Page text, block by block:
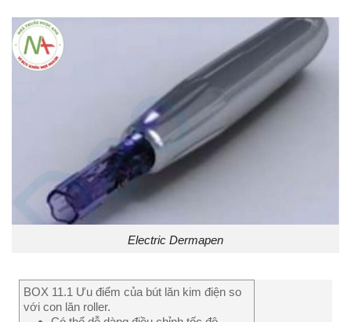
Electric Dermapen
BOX 11.1 Ưu điểm của bút lăn kim điện so
với con lăn roller.